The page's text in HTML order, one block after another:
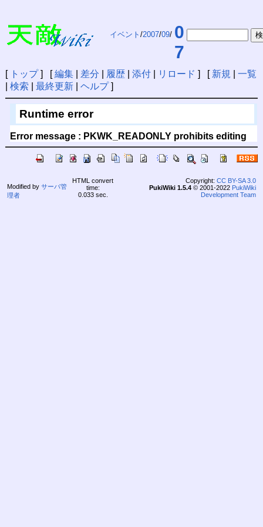
イベント /2007/09/ 0
7
[ トップ] [編集| 差分 履歴| 添付| リロード ] [ 新規
一覧
検索 最終更新| ヘルプ]
Runtime error
Error message : PKWK_READONLY prohibits editing
Modified by サーバ管
理者
HTML convert
time:
0.033 sec.
Copyright: CC BY-SA 3.0
PukiWiki 1.5.4© 2001-2022 PukiWiki
Development Team